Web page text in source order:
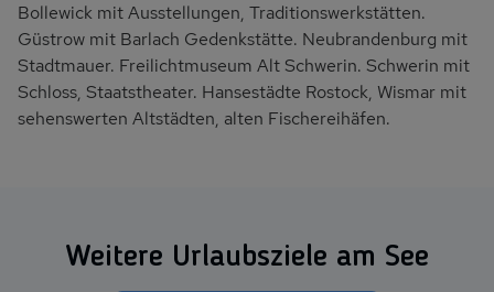
Bollewick mit Ausstellungen, Traditionswerkstätten.
Güstrow mit Barlach Gedenkstätte. Neubrandenburg mit
Stadtmauer. Freilichtmuseum Alt Schwerin. Schwerin mit
Schloss, Staatstheater. Hansestädte Rostock, Wismar mit
sehenswerten Altstädten, alten Fischereihäfen.
Wei­te­re Ur­laubs­zie­le am See